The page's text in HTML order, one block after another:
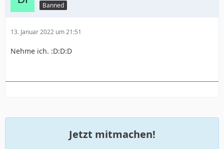
Banned
13. Januar 2022 um 21:51
Nehme ich. :D:D:D
Jetzt mitmachen!